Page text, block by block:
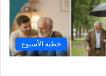
خطبة الأسبوع